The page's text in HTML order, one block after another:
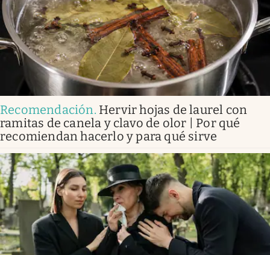
Recomendación. Hervir hojas de laurel con
ramitas de canela y clavo de olor | Por qué
recomiendan hacerlo y para qué sirve